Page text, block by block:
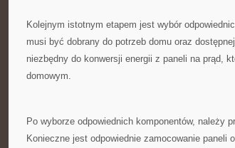
Kolejnym istotnym etapem jest ⁢wybór‍
musi‌ być⁢ dobrany ⁣do potrzeb domu oraz
niezbędny do konwersji energii z paneli na prąd,
domowym.
Po wyborze⁤ odpowiednich komponentów, należy
Konieczne jest odpowiednie zamocowanie‍ paneli⁣